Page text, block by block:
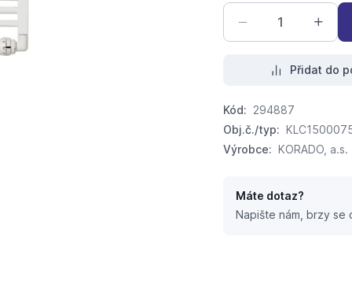
Přidat do
Kód: 294887
Obj.č./typ:
Výrobce: KORADO, a.s.
Máte dotaz?
Napište nám, brzy se